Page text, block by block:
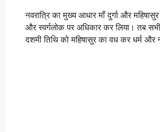
नवरात्रि का मुख्य आधार माँ दुर्गा और
और स्वर्गलोक पर अधिकार कर लिया। तब
दशमी तिथि को महिषासुर का वध कर धर्म और